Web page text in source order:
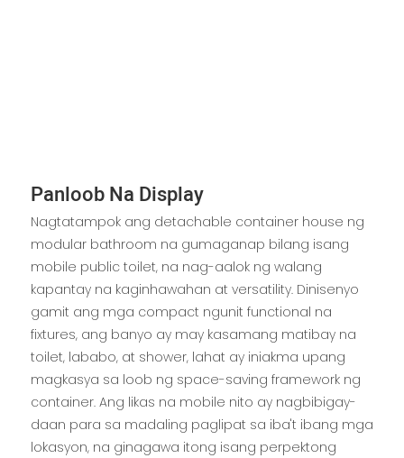
Panloob Na Display
Nagtatampok ang detachable container house ng
modular bathroom na gumaganap bilang isang
mobile public toilet, na nag-aalok ng walang
kapantay na kaginhawahan at versatility. Dinisenyo
gamit ang mga compact ngunit functional na
fixtures, ang banyo ay may kasamang matibay na
toilet, lababo, at shower, lahat ay iniakma upang
magkasya sa loob ng space-saving framework ng
container. Ang likas na mobile nito ay nagbibigay-
daan para sa madaling paglipat sa iba't ibang mga
lokasyon, na ginagawa itong isang perpektong